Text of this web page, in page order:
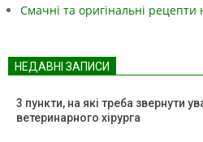
Смачні та оригінальні
НЕДАВНІ ЗАПИСИ
3 пункти, на які треба звернути
ветеринарного хірурга